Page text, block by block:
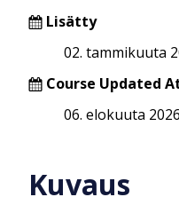
Lisätty
02. tammikuuta
Course Updated
06. elokuuta 2026
Kuvaus